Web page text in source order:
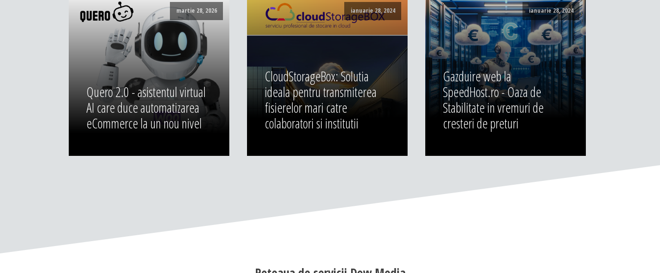
martie 28, 2026
Quero 2.0 - asistentul virtual
AI care duce automatizarea
eCommerce la un nou nivel
ianuarie 28, 2024
CloudStorageBox: Solutia
ideala pentru transmiterea
fisierelor mari catre
colaboratori si institutii
ianuarie 28, 2024
Gazduire web la
SpeedHost.ro - Oaza de
Stabilitate in vremuri de
cresteri de preturi